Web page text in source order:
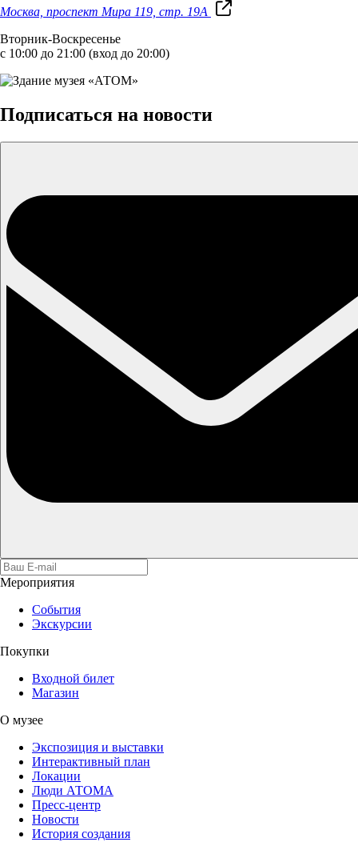
Москва, проспект Мира 119, стр. 19А
Вторник-Воскресенье
с 10:00 до 21:00 (вход до 20:00)
Подписаться на новости
Мероприятия
События
Экскурсии
Покупки
Входной билет
Магазин
О музее
Экспозиция и выставки
Интерактивный план
Локации
Люди АТОМА
Пресс-центр
Новости
История создания